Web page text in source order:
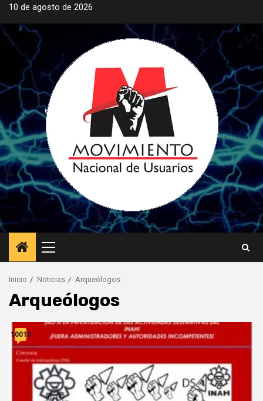
Saltar
contenido
10 de agosto de 2026
Menú
principal
Inicio Noticias Arqueólogos
Arqueólogos
10010